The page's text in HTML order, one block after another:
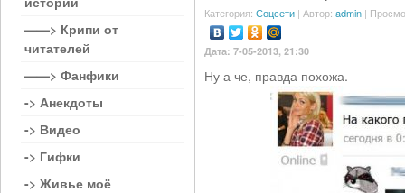
Категория: Соцсети | Автор: admin |
Дата: 7-05-2013, 21:30
Ну а че, правда похожа.
——> Крипи от
читателей
——> Фанфики
-> Анекдоты
-> Видео
-> Гифки
-> Живье моё